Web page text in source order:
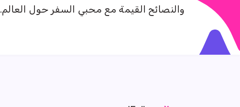
والنصائح القيمة مع محبي السفر حول العالم.